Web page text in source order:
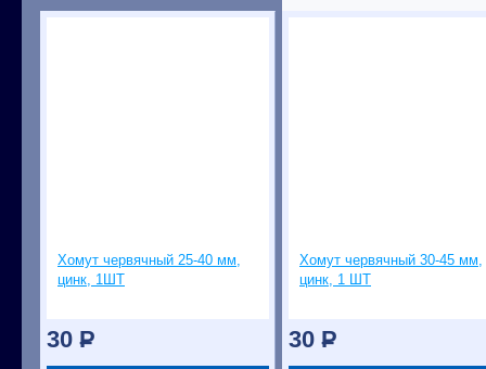
Хомут червячный 25-40 мм,
цинк, 1ШТ
30 P
Хомут червячный 30-45 мм,
цинк, 1 ШТ
30 P